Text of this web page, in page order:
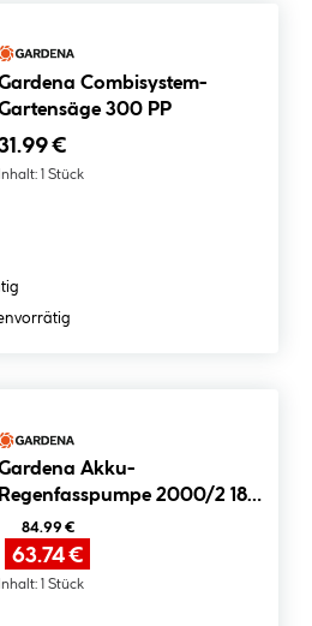
Combisystem-
300 PP
€
Inhalt: 1 Stück
vorrätig
Akku-
Regenfasspumpe 2000/2 18
P4A Solo
84.99 €
63.74 €
Inhalt: 1 Stück